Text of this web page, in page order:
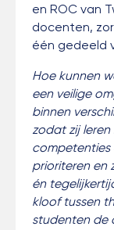
en ROC van
docenten,
één gedeeld
Hoe kunnen
een veilige
binnen
zodat zij
competenties
prioriteren en
én
kloof tussen
studenten de